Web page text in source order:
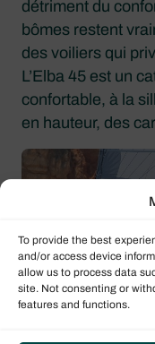
To provide the best
and/or access device
allow us to process data
site. Not consenting or
features and functions.
détriment du
bômes restent
des voiliers qui
L’Elba 45 est un
confortable, à la
en hauteur, des